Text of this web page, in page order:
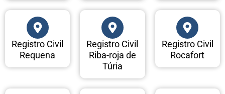
Registro Civil
Requena
Registro Civil
Riba-roja de
Túria
Registro Civil
Rocafort